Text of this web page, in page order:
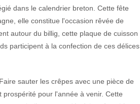
dans le calendrier breton. Cette fête
elle constitue l'occasion rêvée de
autour du billig, cette plaque de cuisson
participent à la confection de ces délices
sauter les crêpes avec une pièce de
pour l'année à venir. Cette